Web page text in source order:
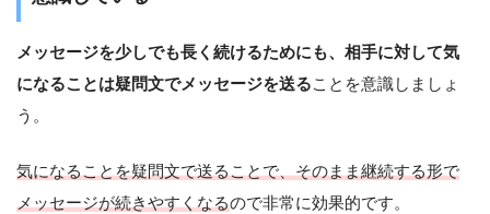
メッセージを少しでも長く続けるためにも、相手に対して気
になることは疑問文でメッセージを送ることを意識しましょ
う。
気になることを疑問文で送ることで、そのまま継続する形で
メッセージが続きやすくなるので非常に効果的です。